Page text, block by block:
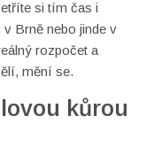
si tím čas i
Brně nebo jinde v
rozpočet a
mění se.
kůrou